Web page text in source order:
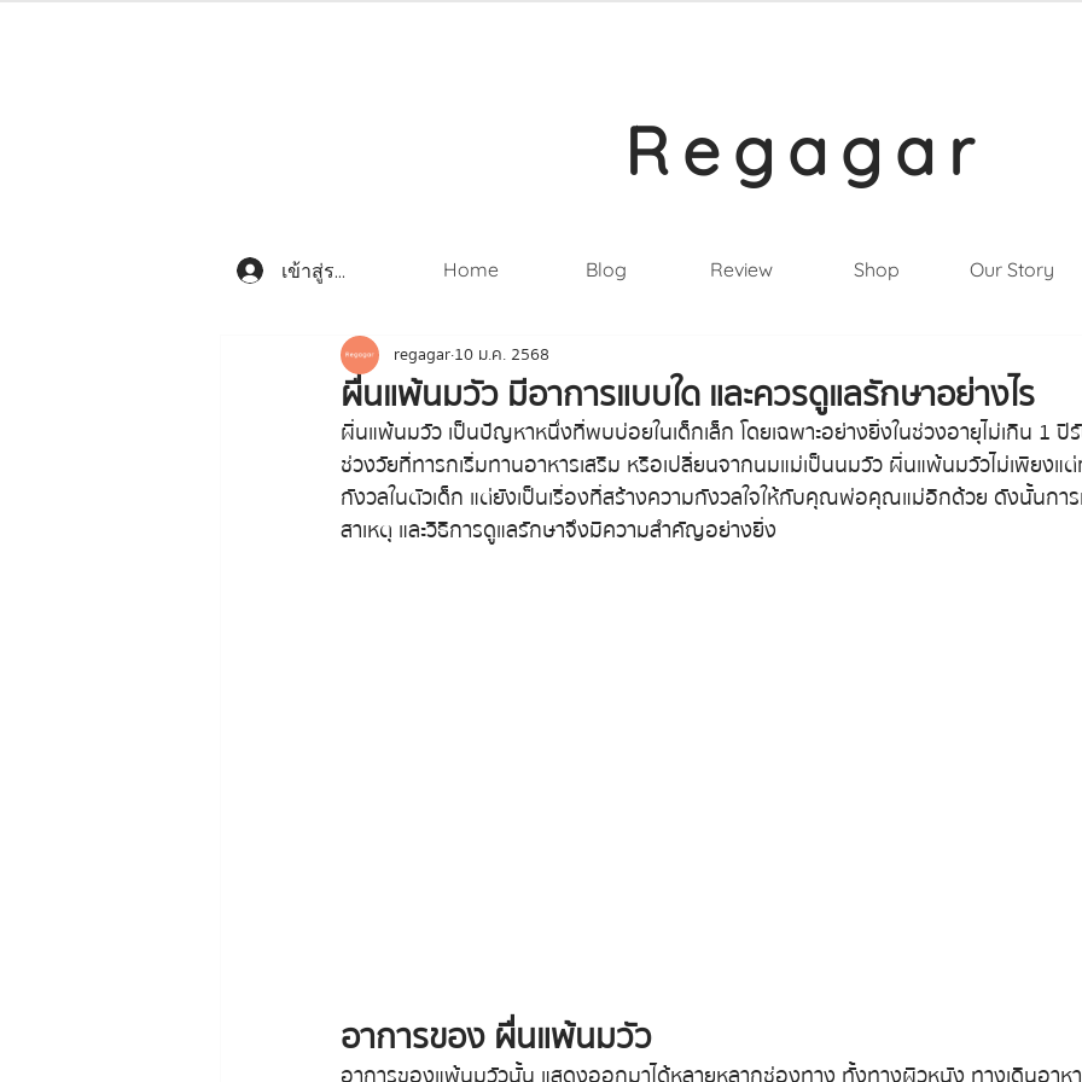
Regagar
เข้าสู่ระบบ Home Blog Review Shop Our Story
ผื่นแพ้นมวัว มีอาการแบบใด และควรดูแลรักษาอย่างไร
regagar10 ม.ค. 2568
ผื่นแพ้นมวัว เป็นปัญหาหนึ่งที่พบบ่อยในเด็กเล็ก โดยเฉพาะอย่างยิ่งในช่วงอายุไม่เกิน 1 ปี
ช่วงวัยที่ทารกเริ่มทานอาหารเสริม หรือเปลี่ยนจากนมแม่เป็นนมวัว ผื่นแพ้นมวัวไม่เพียงแต่
กังวลในตัวเด็ก แต่ยังเป็นเรื่องที่สร้างความกังวลใจให้กับคุณพ่อคุณแม่อีกด้วย ดังนั้นการ
สาเหตุ และวิธีการดูแลรักษาจึงมีความสำคัญอย่างยิ่ง
อาการของ ผื่นแพ้นมวัว